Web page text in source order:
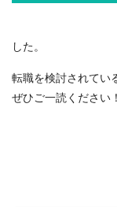
した。
転職を検討されてい
ぜひご一読ください！